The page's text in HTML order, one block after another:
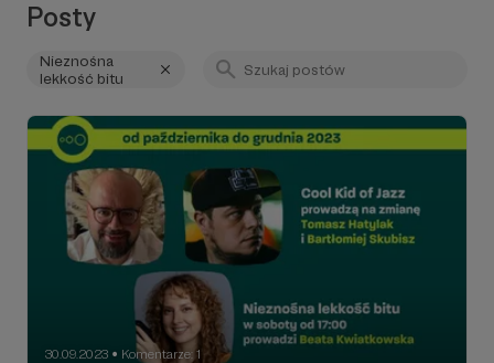
Posty
Nieznośna
lekkość bitu
30.09.2023 ● Komentarze: 1